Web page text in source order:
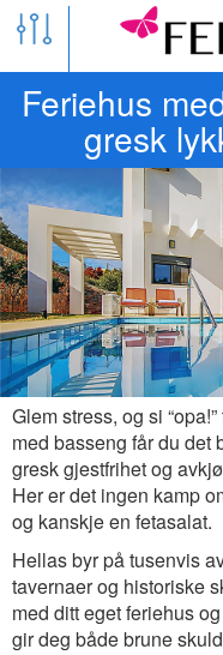
Feriehus
gresk
Glem stress, og si
med basseng får du det
gresk gjestfrihet og
Her er det ingen kamp
og kanskje en fetasalat.
Hellas byr på tusenvis
tavernaer og historiske
med ditt eget feriehus
gir deg både brune